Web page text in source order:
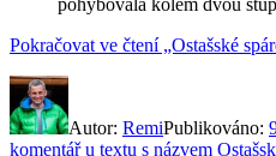
pohybovala kolem dvou
Pokračovat ve čtení„Ostašské
Autor: RemiPublikováno:
komentářu textu s názvem